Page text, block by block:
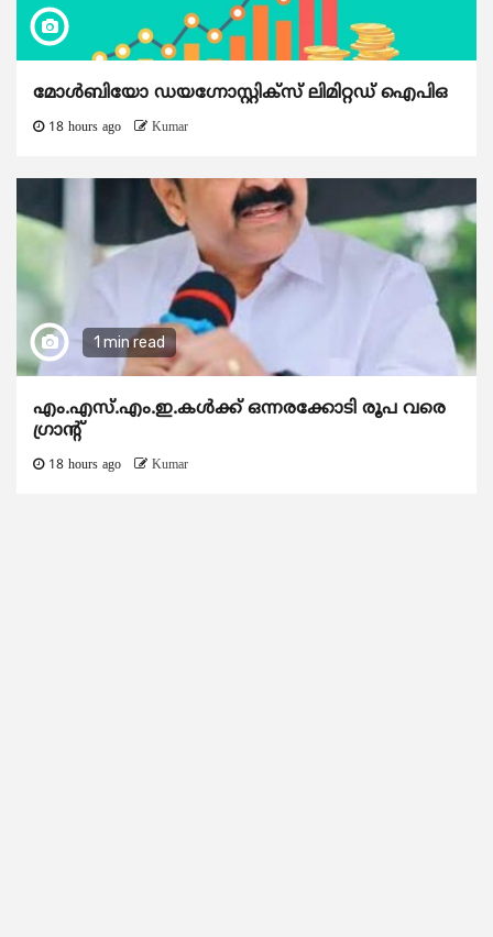
മോൾബിയോ ഡയഗ്നോസ്റ്റിക്സ് ലിമിറ്റഡ് ഐപിഒ
18 hours ago Kumar
1 min read
എം.എസ്.എം.ഇ.കൾക്ക് ഒന്നരക്കോടി രൂപ വരെ
ഗ്രാന്റ്
18 hours ago Kumar